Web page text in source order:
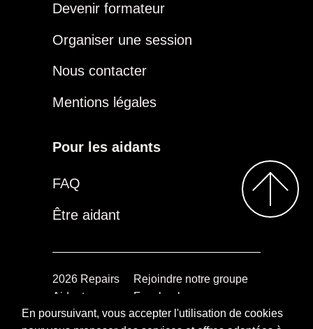
Devenir formateur
Organiser une session
Nous contacter
Mentions légales
Pour les aidants
FAQ
Être aidant
2026 Repairs
Aidants
Rejoindre notre groupe
Facebook
En poursuivant, vous accepter l'utilisation de cookies